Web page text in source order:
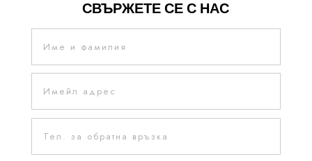
СВЪРЖЕТЕ СЕ С НАС